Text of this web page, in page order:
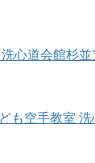
心道会館杉並
も空手教室